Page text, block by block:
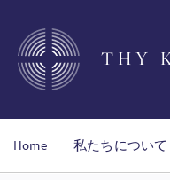
main
content
THY
Home 私たちについて